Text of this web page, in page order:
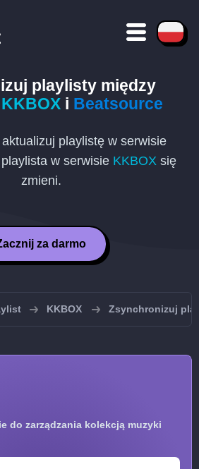
playlisty między
KKBOX i Beatsource
playlistę w serwisie
w serwisie KKBOXsię
zmieni.
za darmo
KKBOX Zsynchronizuj
do zarządzania kolekcją muzyki